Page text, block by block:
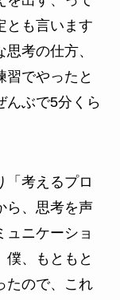
とも言います
考の仕方、
習でやったと
んぶで5分くら
「考えるプロ
ら、思考を声
ュニケーショ
僕、もともと
たので、これ